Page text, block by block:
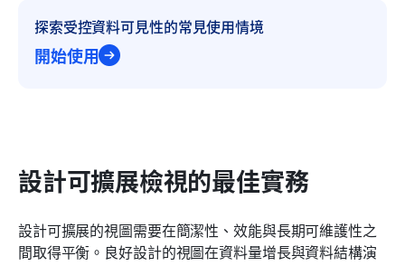
探索受控資料可見性的常見使用情境
開始使用
設計可擴展檢視的最佳實務
設計可擴展的視圖需要在簡潔性、效能與長期可維護性之
間取得平衡。良好設計的視圖在資料量增長與資料結構演